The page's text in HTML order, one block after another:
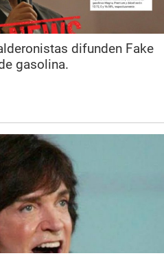
difunden Fake
gasolina.